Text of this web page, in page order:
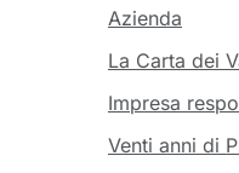
Azienda
La Carta dei
Impresa
Venti anni di